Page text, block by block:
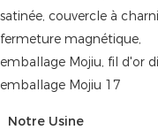
Notre Usine